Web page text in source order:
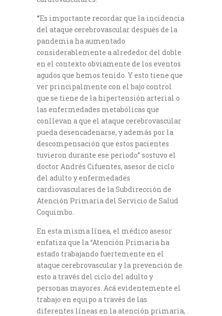
“Es importante recordar que la incidencia
del ataque cerebrovascular después de la
pandemia ha aumentado
considerablemente a alrededor del doble
en el contexto obviamente de los eventos
agudos que hemos tenido. Y esto tiene que
ver principalmente con el bajo control
que se tiene de la hipertensión arterial o
las enfermedades metabólicas que
conllevan a que el ataque cerebrovascular
pueda desencadenarse, y además por la
descompensación que estos pacientes
tuvieron durante ese periodo” sostuvo el
doctor Andrés Cifuentes, asesor de ciclo
del adulto y enfermedades
cardiovasculares de la Subdirección de
Atención Primaria del Servicio de Salud
Coquimbo.
En esta misma línea, el médico asesor
enfatiza que la “Atención Primaria ha
estado trabajando fuertemente en el
ataque cerebrovascular y la prevención de
esto a través del ciclo del adulto y
personas mayores. Acá evidentemente el
trabajo en equipo a través de las
diferentes líneas en la atención primaria,